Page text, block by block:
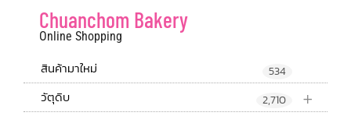
Chuanchom Bakery
Online Shopping
สินค้ามาใหม่ 534
+
วัตุดิบ 2,710